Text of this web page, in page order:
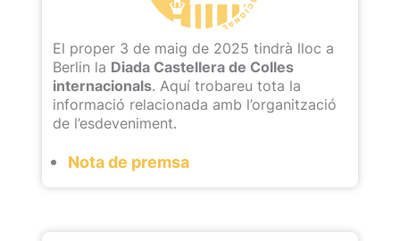
El proper 3 de maig de 2025 tindrà lloc a
Berlin la Diada Castellera de Colles
internacionals. Aquí trobareu tota la
informació relacionada amb l’organització
de l’esdeveniment.
Nota de premsa